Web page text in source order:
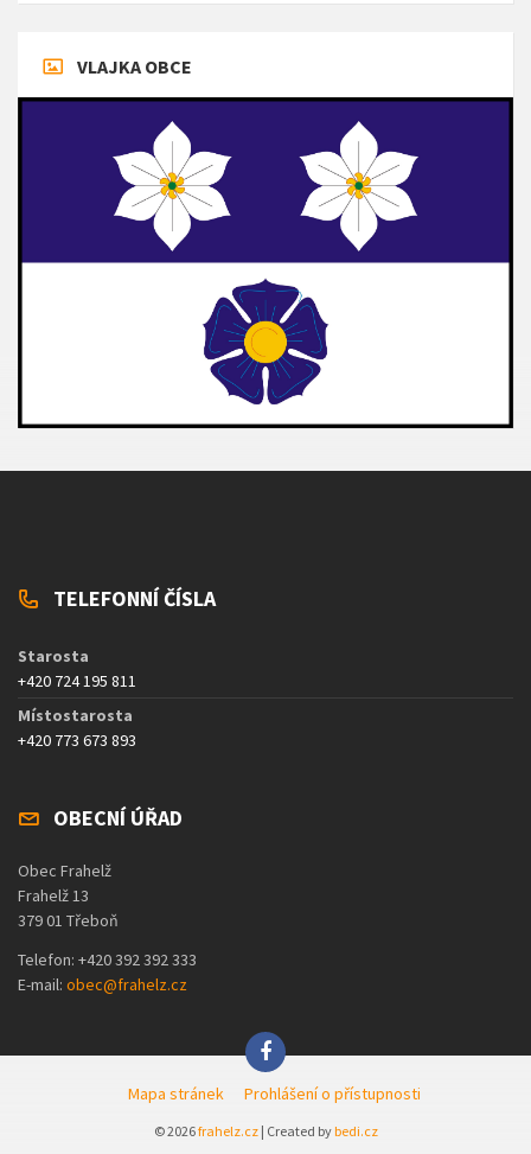
VLAJKA OBCE
TELEFONNÍ ČÍSLA
Starosta
+420 724 195 811
Místostarosta
+420 773 673 893
OBECNÍ ÚŘAD
Obec Frahelž
Frahelž 13
379 01 Třeboň
Telefon: +420 392 392 333
E-mail: obec@frahelz.cz
Mapa stránek Prohlášení o přístupnosti
© 2026frahelz.cz| Created bybedi.cz